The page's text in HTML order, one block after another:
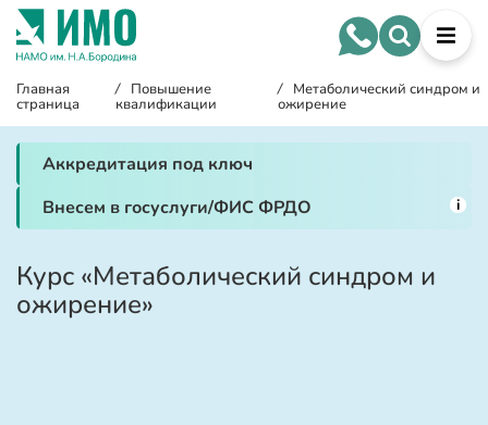
Главная
страница
/ Повышение
квалификации
/ Метаболический синдром и
ожирение
Аккредитация под ключ
Внесем в госуслуги/ФИС ФРДО
i
Курс «Метаболический синдром и
ожирение»